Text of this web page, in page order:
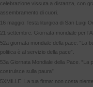
celebrazione vissuta a distanza, con
assembramento di cuori.
16 maggio: festa liturgica di San Luigi
21 settembre. Giornata mondiale per
52a giornata mondiale della pace: “La
politica è al servizio della pace”.
53a Giornata Mondiale della Pace. “La
costruisce sulla paura”
5XMILLE. La tua firma: non costa